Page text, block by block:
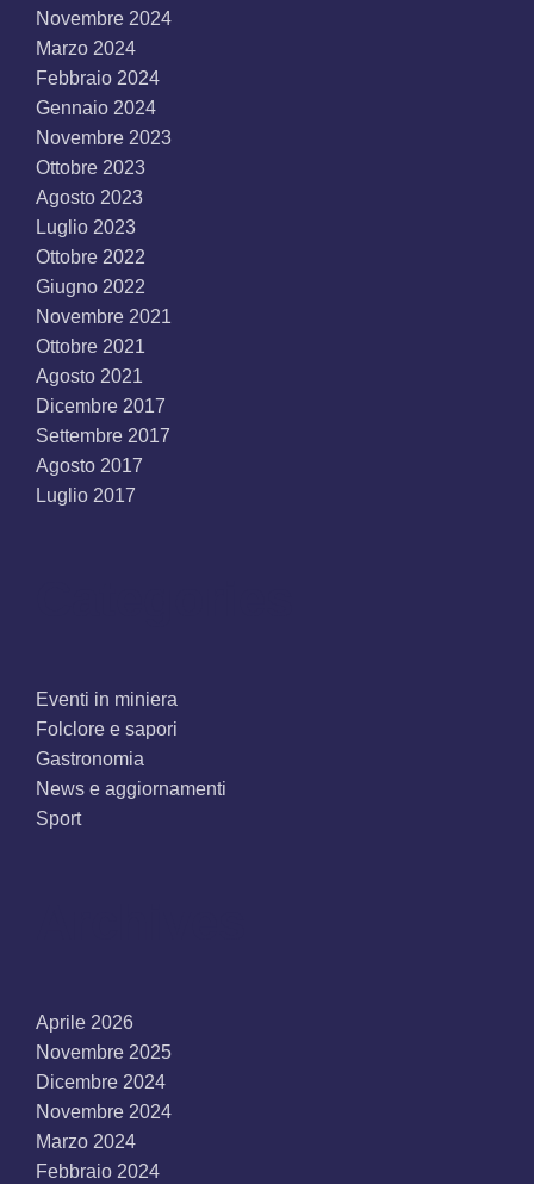
Novembre 2024
Marzo 2024
Febbraio 2024
Gennaio 2024
Novembre 2023
Ottobre 2023
Agosto 2023
Luglio 2023
Ottobre 2022
Giugno 2022
Novembre 2021
Ottobre 2021
Agosto 2021
Dicembre 2017
Settembre 2017
Agosto 2017
Luglio 2017
Eventi in miniera
Folclore e sapori
Gastronomia
News e aggiornamenti
Sport
Aprile 2026
Novembre 2025
Dicembre 2024
Novembre 2024
Marzo 2024
Febbraio 2024